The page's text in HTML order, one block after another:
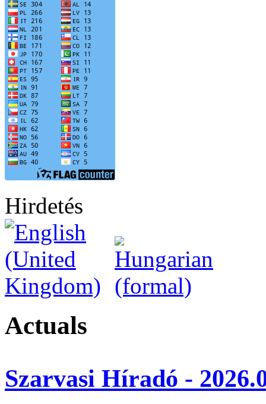
Hirdetés
Actuals
Szarvasi Híradó -